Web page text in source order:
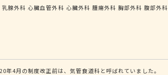
乳腺外科 心臓血管外科 心臓外科 腫瘍外科 胸部外科 腹部外科
4月の制度改正前は、気管食道科と呼ばれていました。